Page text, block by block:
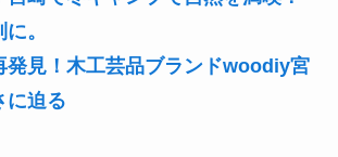
。
発見！木工芸品ブランドwoodiy宮
に迫る